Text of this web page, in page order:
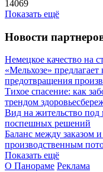
14069
Показать ещё
Новости
Немецкое качество на
«Мельхозе»
предотвращения
Тихое спасение: как
трендом
Вид на жительство
поспешных решений
Баланс между заказом
производственным
Показать ещё
О Панораме Реклама